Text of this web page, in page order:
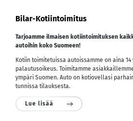
Bilar-Kotiintoimitus
Tarjoamme ilmaisen kotiintoimituksen
autoihin koko Suomeen!
Kotiin toimitetuissa autoissamme on aina
palautusoikeus. Toimitamme
ympäri Suomen. Auto on kotiovellasi
tunnissa tilauksesta.
Lue lisää